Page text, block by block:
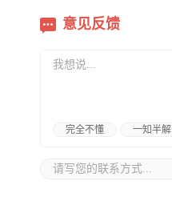
意见反馈
完全不懂 一知半解